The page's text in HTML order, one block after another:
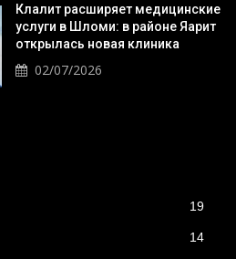
Клалит расширяет медицинские
услуги в Шломи: в районе Яарит
открылась новая клиника
02/07/2026
19
14